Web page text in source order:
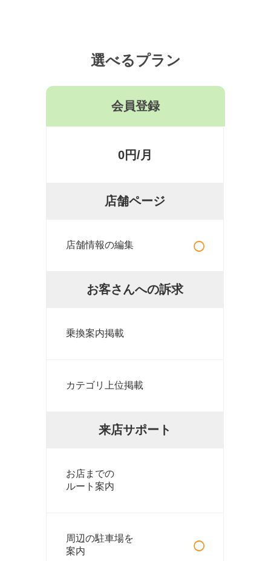
選べるプラン
会員登録
0円/月
店舗ページ
店舗情報の編集 ○
お客さんへの訴求
乗換案内掲載
カテゴリ上位掲載
来店サポート
お店までの
ルート案内
周辺の駐車場を
案内
○